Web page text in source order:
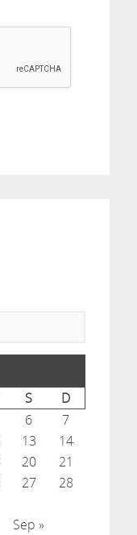
S D
Sep »
6
7
13
14
20
21
27
28